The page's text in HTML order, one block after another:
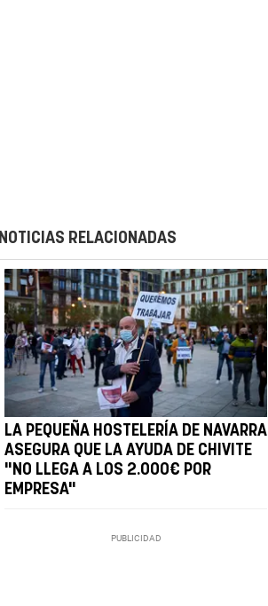
NOTICIAS RELACIONADAS
LA PEQUEÑA HOSTELERÍA DE NAVARRA
ASEGURA QUE LA AYUDA DE CHIVITE
"NO LLEGA A LOS 2.000€ POR
EMPRESA"